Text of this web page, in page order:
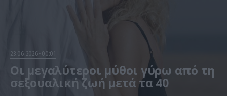
23.06.2026 00:01
Οι μεγαλύτεροι μύθοι γύρω από τη
σεξουαλική ζωή μετά τα 40